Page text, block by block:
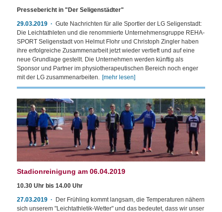
Pressebericht in "Der Seligenstädter"
29.03.2019
Gute Nachrichten für alle Sportler der LG Seligenstadt:
Die Leichtathleten und die renommierte Unternehmensgruppe REHA-
SPORT Seligenstadt von Helmut Flohr und Christoph Zingler haben
ihre erfolgreiche Zusammenarbeit jetzt wieder vertieft und auf eine
neue Grundlage gestellt. Die Unternehmen werden künftig als
Sponsor und Partner im physiotherapeutischen Bereich noch enger
mit der LG zusammenarbeiten. [mehr lesen]
Stadionreinigung am 06.04.2019
10.30 Uhr bis 14.00 Uhr
27.03.2019
Der Frühling kommt langsam, die Temperaturen nähern
sich unserem "Leichtathletik-Wetter" und das bedeutet, dass wir unser